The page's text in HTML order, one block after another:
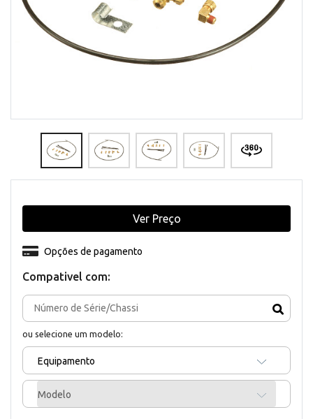
Compativel com:
ou selecione um modelo:
Equipamento
Modelo
Opções de pagamento
Ver Preço